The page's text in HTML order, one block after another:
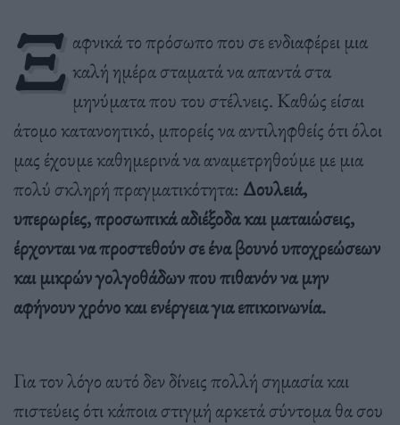
Ξ αφνικά το πρόσωπο που σε ενδιαφέρει μια
καλή ημέρα σταματά να απαντά στα
μηνύματα που του στέλνεις. Καθώς είσαι
άτομο κατανοητικό, μπορείς να αντιληφθείς ότι όλοι
μας έχουμε καθημερινά να αναμετρηθούμε με μια
πολύ σκληρή πραγματικότητα: Δουλειά,
υπερωρίες, προσωπικά αδιέξοδα και ματαιώσεις,
έρχονται να προστεθούν σε ένα βουνό υποχρεώσεων
και μικρών γολγοθάδων που πιθανόν να μην
αφήνουν χρόνο και ενέργεια για επικοινωνία.
Για τον λόγο αυτό δεν δίνεις πολλή σημασία και
πιστεύεις ότι κάποια στιγμή αρκετά σύντομα θα σου